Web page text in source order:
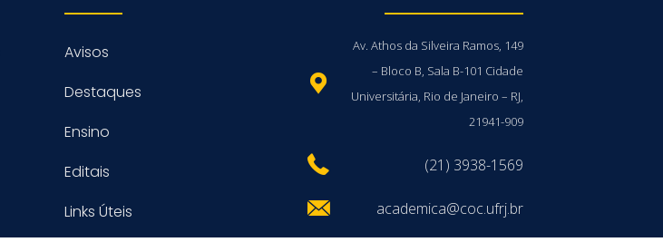
Avisos
Destaques
Ensino
Editais
Links Úteis
Av. Athos da Silveira Ramos, 149
– Bloco B, Sala B-101 Cidade
Universitária, Rio de Janeiro – RJ,
21941-909
(21) 3938-1569
academica@coc.ufrj.br